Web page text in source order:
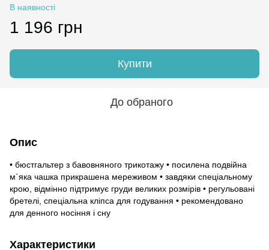
В наявності
1 196 грн
Купити
До обраного
Опис
• бюстгальтер з бавовняного трикотажу • посилена подвійна
м`яка чашка прикрашена мереживом • завдяки спеціальному
крою, відмінно підтримує груди великих розмірів • регульовані
бретелі, спеціальна кліпса для годування • рекомендовано
для денного носіння і сну
Характеристики